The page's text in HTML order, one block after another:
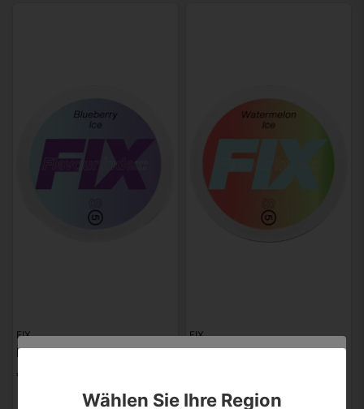
FIX
Fix Blueberry Ice S5
€ 2,86
FIX
Fix Watermelon Ice S5
Sind Sie über 18 Jahre alt?
Wählen Sie Ihre Region